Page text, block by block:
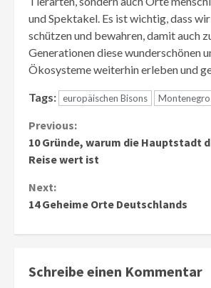
und Spektakel. Es ist wichtig, dass
schützen und bewahren, damit auch
Generationen diese wunderschönen
Ökosysteme weiterhin erleben und
Tags: europäischen Bisons Montenegro
Continue
Reading
Previous:
10 Gründe, warum die Hauptstadt
Reise wert ist
Next:
14 Geheime Orte Deutschlands
Schreibe einen Kommentar